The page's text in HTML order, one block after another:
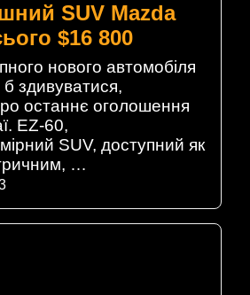
SUV Mazda
$16 800
нового автомобіля
здивуватися,
останнє оголошення
EZ-60,
SUV, доступний як
…